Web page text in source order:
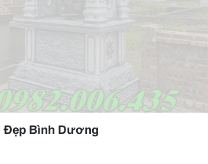
Đẹp Bình Dương